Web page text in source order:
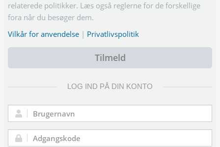
relaterede politikker. Læs også reglerne for de forskellige
fora når du besøger dem.
Vilkår for anvendelse | Privatlivspolitik
Tilmeld
LOG IND PÅ DIN KONTO
Brugernavn:
Adgangskode: